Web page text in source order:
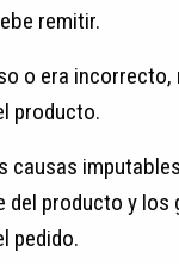
remitir.
o era
producto.
producto y los
pedido.